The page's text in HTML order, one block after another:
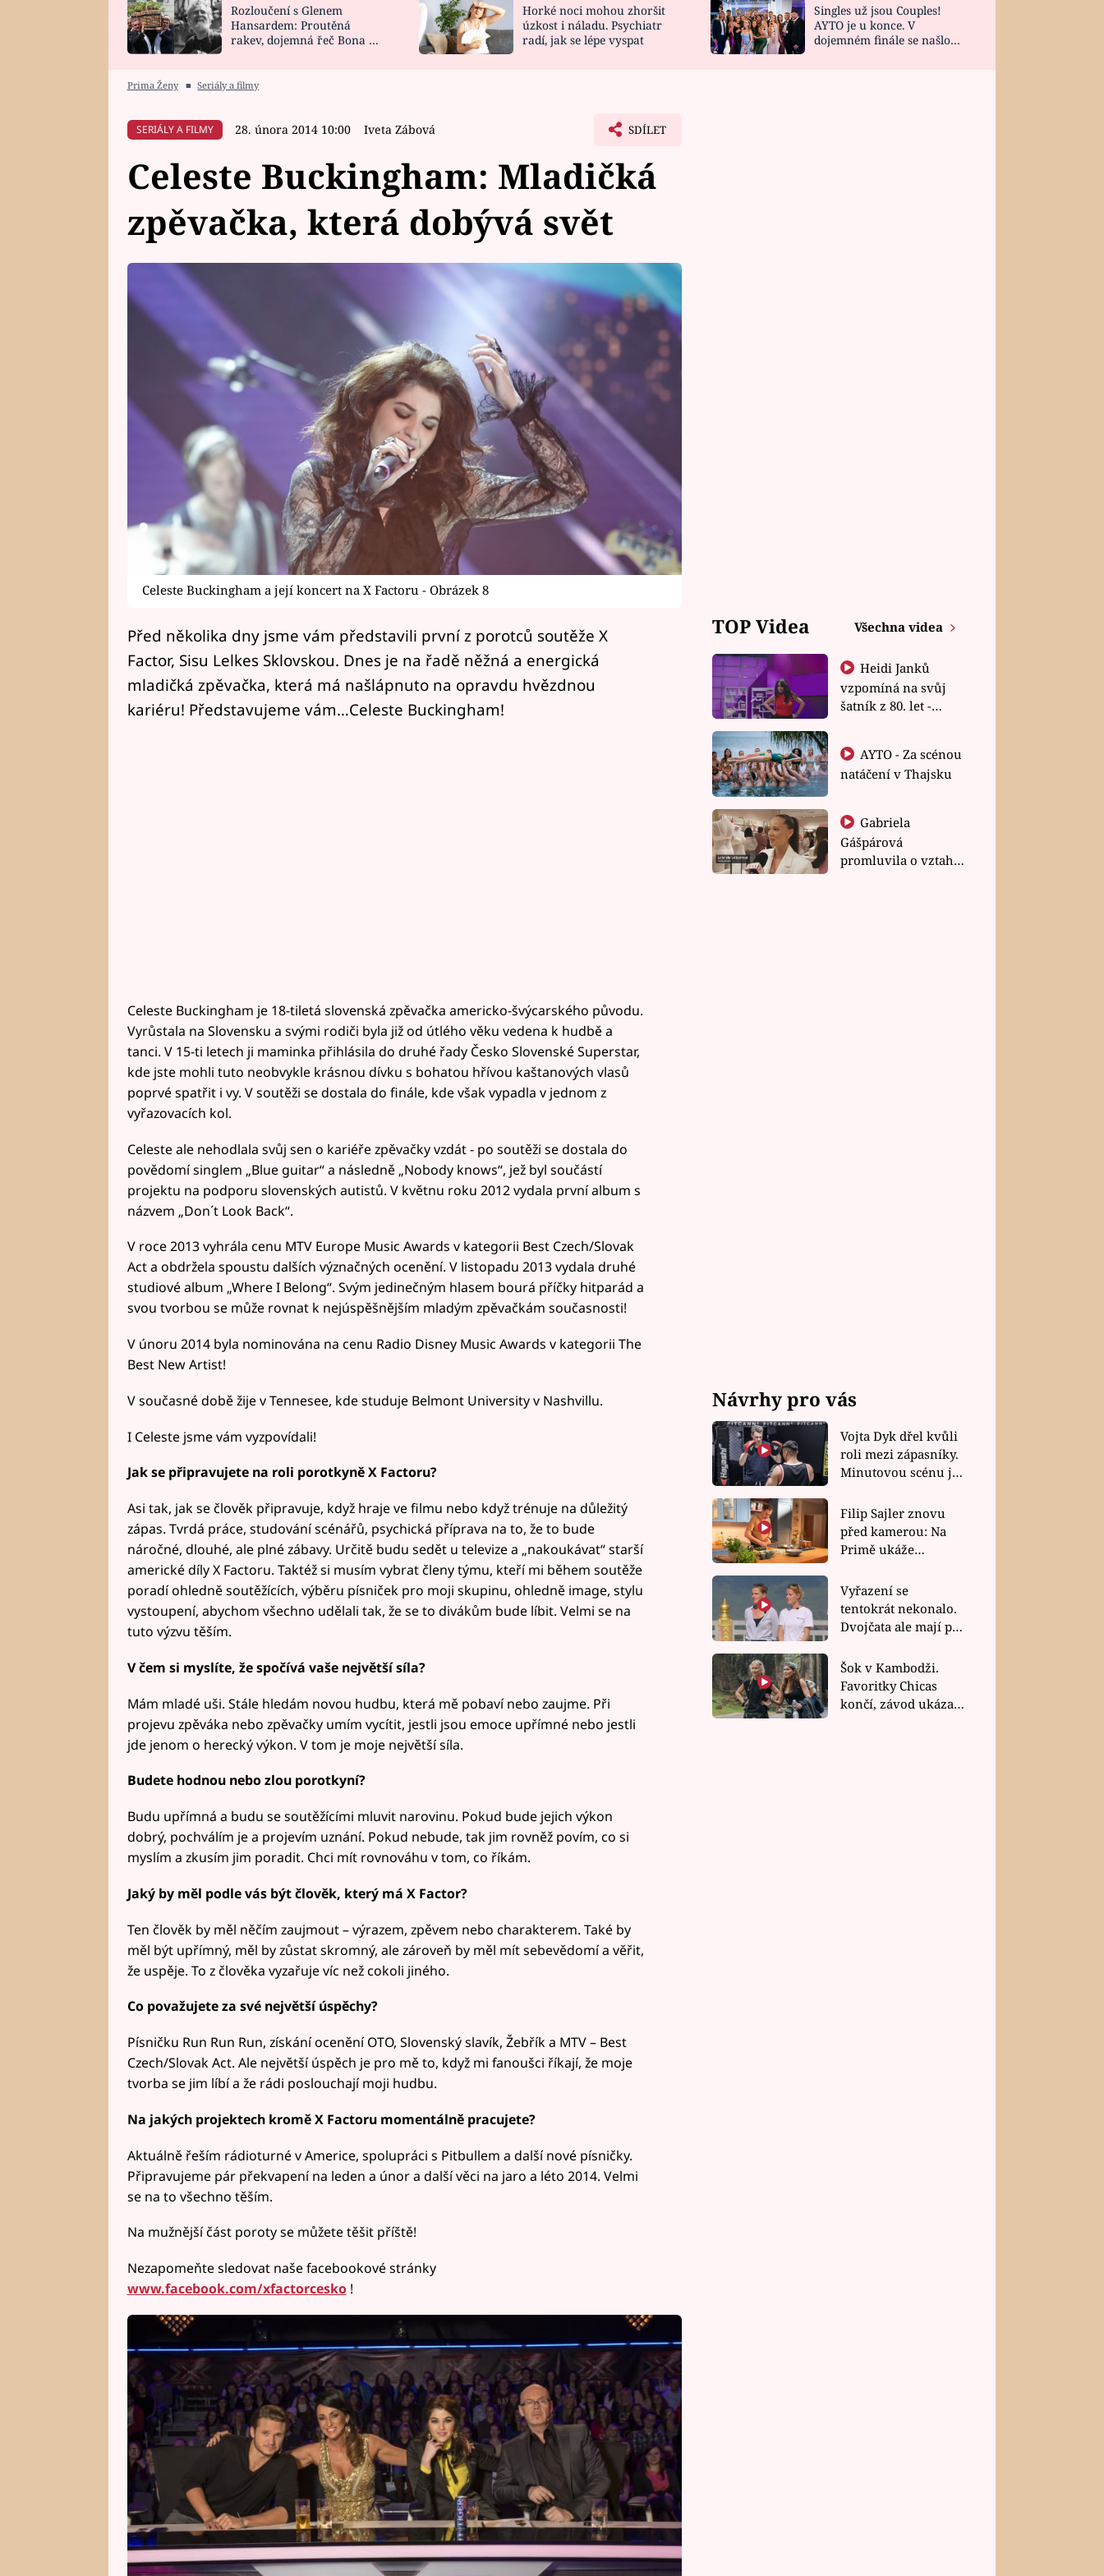
HOROSKOP NA
CELEBRITY
VAŘENÍ
NOVINKY
VIDEORECEPTY
ZAHRADA
DESIGN
Rozloučení s Glenem
Hansardem: Proutěná
rakev, dojemná řeč Bona a
Horké noci mohou zhoršit
úzkost i náladu. Psychiatr
radí, jak se lépe vyspat
Singles už jsou Couples!
AYTO je u konce. V
dojemném finále se našlo
Prima Ženy ■ Seriály a filmy
SERIÁLY A FILMY 28. února 2014 10:00 Iveta Zábová SDÍLET
Celeste Buckingham: Mladičká
zpěvačka, která dobývá svět
Celeste Buckingham a její koncert na X Factoru - Obrázek 8
Před několika dny jsme vám představili první z porotců soutěže X
Factor, Sisu Lelkes Sklovskou. Dnes je na řadě něžná a energická
mladičká zpěvačka, která má našlápnuto na opravdu hvězdnou
kariéru! Představujeme vám…Celeste Buckingham!
Celeste Buckingham je 18-tiletá slovenská zpěvačka americko-švýcarského původu.
Vyrůstala na Slovensku a svými rodiči byla již od útlého věku vedena k hudbě a
tanci. V 15-ti letech ji maminka přihlásila do druhé řady Česko Slovenské Superstar,
kde jste mohli tuto neobvykle krásnou dívku s bohatou hřívou kaštanových vlasů
poprvé spatřit i vy. V soutěži se dostala do finále, kde však vypadla v jednom z
vyřazovacích kol.
Celeste ale nehodlala svůj sen o kariéře zpěvačky vzdát - po soutěži se dostala do
povědomí singlem „Blue guitar“ a následně „Nobody knows“, jež byl součástí
projektu na podporu slovenských autistů. V květnu roku 2012 vydala první album s
názvem „Don´t Look Back“.
V roce 2013 vyhrála cenu MTV Europe Music Awards v kategorii Best Czech/Slovak
Act a obdržela spoustu dalších význačných ocenění. V listopadu 2013 vydala druhé
studiové album „Where I Belong“. Svým jedinečným hlasem bourá příčky hitparád a
svou tvorbou se může rovnat k nejúspěšnějším mladým zpěvačkám současnosti!
V únoru 2014 byla nominována na cenu Radio Disney Music Awards v kategorii The
Best New Artist!
V současné době žije v Tennesee, kde studuje Belmont University v Nashvillu.
I Celeste jsme vám vyzpovídali!
Jak se připravujete na roli porotkyně X Factoru?
Asi tak, jak se člověk připravuje, když hraje ve filmu nebo když trénuje na důležitý
zápas. Tvrdá práce, studování scénářů, psychická příprava na to, že to bude
náročné, dlouhé, ale plné zábavy. Určitě budu sedět u televize a „nakoukávat“ starší
americké díly X Factoru. Taktéž si musím vybrat členy týmu, kteří mi během soutěže
poradí ohledně soutěžících, výběru písniček pro moji skupinu, ohledně image, stylu
vystoupení, abychom všechno udělali tak, že se to divákům bude líbit. Velmi se na
tuto výzvu těším.
V čem si myslíte, že spočívá vaše největší síla?
Mám mladé uši. Stále hledám novou hudbu, která mě pobaví nebo zaujme. Při
projevu zpěváka nebo zpěvačky umím vycítit, jestli jsou emoce upřímné nebo jestli
jde jenom o herecký výkon. V tom je moje největší síla.
Budete hodnou nebo zlou porotkyní?
Budu upřímná a budu se soutěžícími mluvit narovinu. Pokud bude jejich výkon
dobrý, pochválím je a projevím uznání. Pokud nebude, tak jim rovněž povím, co si
myslím a zkusím jim poradit. Chci mít rovnováhu v tom, co říkám.
Jaký by měl podle vás být člověk, který má X Factor?
Ten člověk by měl něčím zaujmout – výrazem, zpěvem nebo charakterem. Také by
měl být upřímný, měl by zůstat skromný, ale zároveň by měl mít sebevědomí a věřit,
že uspěje. To z člověka vyzařuje víc než cokoli jiného.
Co považujete za své největší úspěchy?
Písničku Run Run Run, získání ocenění OTO, Slovenský slavík, Žebřík a MTV – Best
Czech/Slovak Act. Ale největší úspěch je pro mě to, když mi fanoušci říkají, že moje
tvorba se jim líbí a že rádi poslouchají moji hudbu.
Na jakých projektech kromě X Factoru momentálně pracujete?
Aktuálně řeším rádioturné v Americe, spolupráci s Pitbullem a další nové písničky.
Připravujeme pár překvapení na leden a únor a další věci na jaro a léto 2014. Velmi
se na to všechno těším.
Na mužnější část poroty se můžete těšit příště!
Nezapomeňte sledovat naše facebookové stránky
www.facebook.com/xfactorcesko!
TOP Videa Všechna videa
Heidi Janků
vzpomíná na svůj
šatník z 80. let -
natáčení v Thajsku
Gabriela
Gášpárová
promluvila o vztahu
Návrhy pro vás
Vojta Dyk dřel kvůli
roli mezi zápasníky.
Minutovou scénu jel
Filip Sajler znovu
před kamerou: Na
Primě ukáže
rychlé recepty
Vyřazení se
tentokrát nekonalo.
Dvojčata ale mají po
závodu nůž na krku
Šok v Kambodži.
Favoritky Chicas
končí, závod ukázal